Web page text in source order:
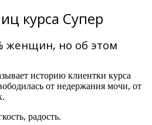
курса Супер
женщин, но об этом
историю клиентки курса
от недержания мочи, от
радость.